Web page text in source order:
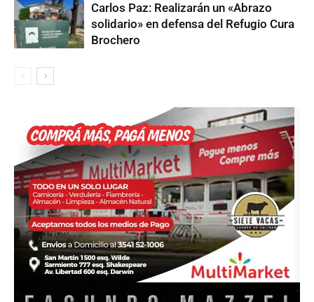
Carlos Paz: Realizarán un «Abrazo
solidario» en defensa del Refugio Cura
Brochero